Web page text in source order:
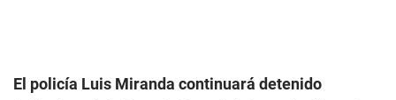
El policía Luis Miranda continuará detenido